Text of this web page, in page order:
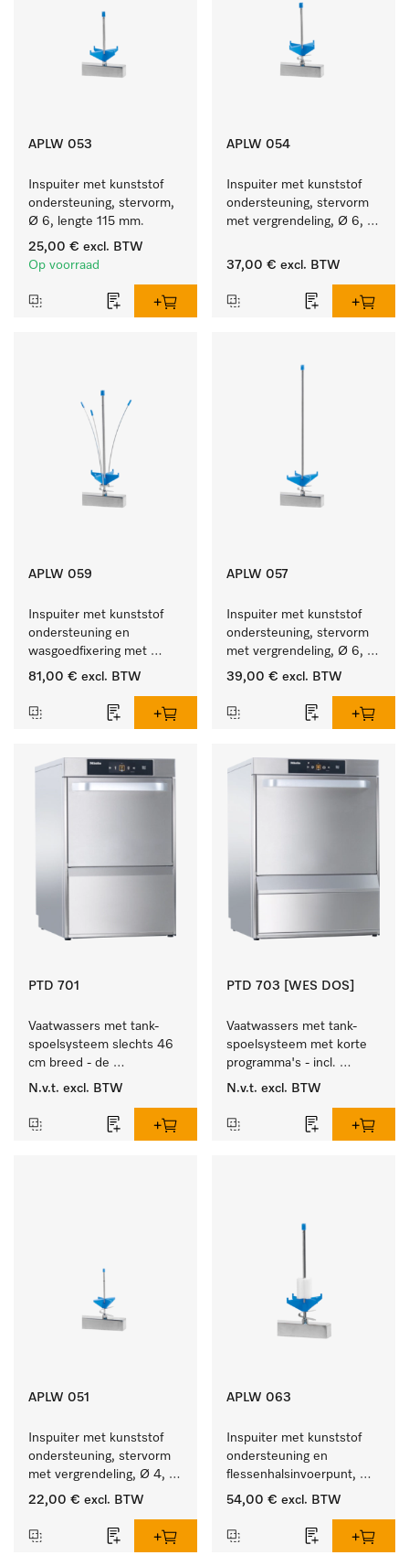
APLW 053
Inspuiter met kunststof
ondersteuning, stervorm,
Ø 6, lengte 115 mm.
25,00 € excl. BTW
Op voorraad
APLW 054
Inspuiter met kunststof
ondersteuning, stervorm
met vergrendeling, Ø 6,
37,00 € excl. BTW
APLW 059
Inspuiter met kunststof
ondersteuning en
wasgoedfixering met
vergr., Ø 6, lengte
81,00 € excl. BTW
APLW 057
Inspuiter met kunststof
ondersteuning, stervorm
met vergrendeling, Ø 6,
lengte 275 mm.
39,00 € excl. BTW
PTD 701
Vaatwassers met tank-
spoelsysteem slechts 46
cm breed - de
glasspecialist.
N.v.t. excl. BTW
PTD 703 [WES DOS]
Vaatwassers met tank-
spoelsysteem met korte
programma's - incl.
geïntegreerde
ontharder.
N.v.t. excl. BTW
APLW 051
Inspuiter met kunststof
ondersteuning, stervorm
met vergrendeling, Ø 4,
lengte 110 mm.
22,00 € excl. BTW
APLW 063
Inspuiter met kunststof
ondersteuning en
flessenhalsinvoerpunt,
ster, Ø 6, lengte 175 mm.
54,00 € excl. BTW